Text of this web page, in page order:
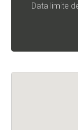
Data limite